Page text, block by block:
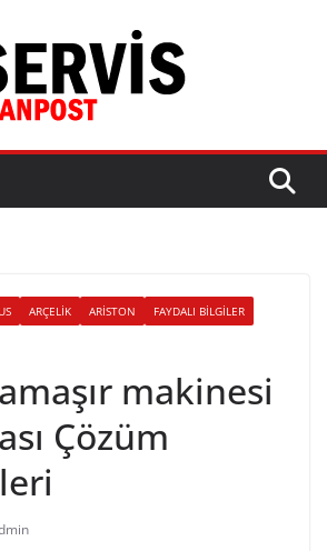
ARÇELIK ARISTON
FAYDALI BILGILER
makinesi
Çözüm